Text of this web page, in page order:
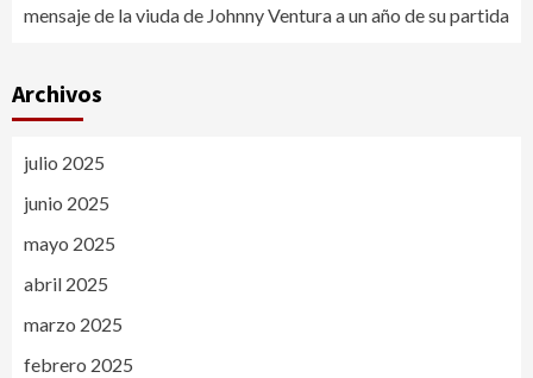
mensaje de la viuda de Johnny Ventura a un año de su partida
Archivos
julio 2025
junio 2025
mayo 2025
abril 2025
marzo 2025
febrero 2025